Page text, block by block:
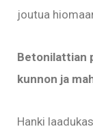
joutua
Betonilattian
kunnon ja
Hanki